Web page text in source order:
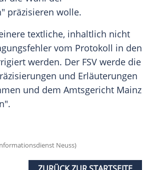
präzisieren wolle.
textliche, inhaltlich nicht
vom Protokoll in den
werden. Der FSV werde die
und Erläuterungen
und dem Amtsgericht Mainz
Neuss)